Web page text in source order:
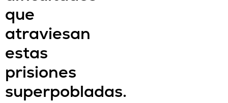
que
atraviesan
estas
prisiones
superpobladas.